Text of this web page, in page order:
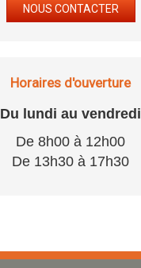
NOUS CONTACTER
Horaires d'ouverture
Du lundi au vendredi
De 8h00 à 12h00
De 13h30 à 17h30